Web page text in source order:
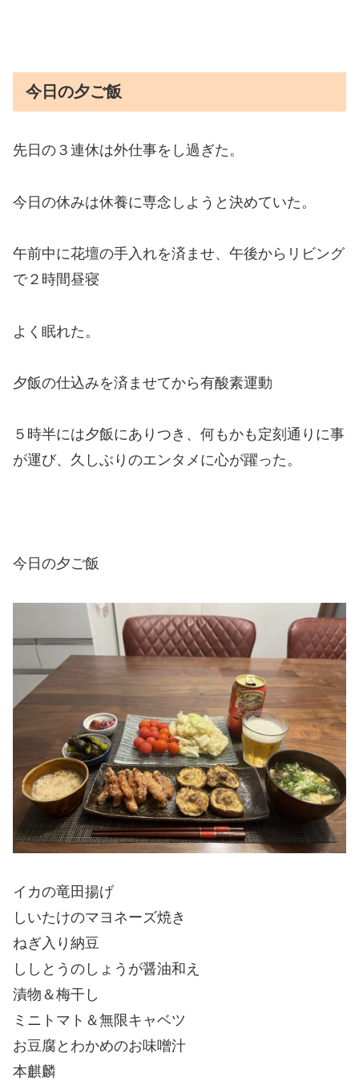
今日の夕ご飯
先日の３連休は外仕事をし過ぎた。
今日の休みは休養に専念しようと決めていた。
午前中に花壇の手入れを済ませ、午後からリビング
で２時間昼寝
よく眠れた。
夕飯の仕込みを済ませてから有酸素運動
５時半には夕飯にありつき、何もかも定刻通りに事
が運び、久しぶりのエンタメに心が躍った。
今日の夕ご飯
イカの竜田揚げ
しいたけのマヨネーズ焼き
ねぎ入り納豆
ししとうのしょうが醤油和え
漬物＆梅干し
ミニトマト＆無限キャベツ
お豆腐とわかめのお味噌汁
本麒麟